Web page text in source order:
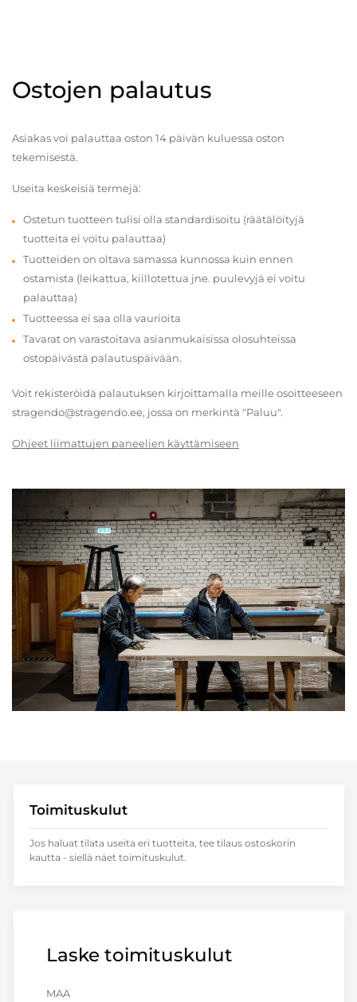
Ostojen palautus
Asiakas voi palauttaa oston 14 päivän kuluessa oston
tekemisestä.
Useita keskeisiä termejä:
Ostetun tuotteen tulisi olla standardisoitu (räätälöityjä
tuotteita ei voitu palauttaa)
Tuotteiden on oltava samassa kunnossa kuin ennen
ostamista (leikattua, kiillotettua jne. puulevyjä ei voitu
palauttaa)
Tuotteessa ei saa olla vaurioita
Tavarat on varastoitava asianmukaisissa olosuhteissa
ostopäivästä palautuspäivään.
Voit rekisteröidä palautuksen kirjoittamalla meille osoitteeseen
stragendo@stragendo.ee, jossa on merkintä "Paluu".
Ohjeet liimattujen paneelien käyttämiseen
Laske toimituskulut
MAA
Toimituskulut
Jos haluat tilata useita eri tuotteita, tee tilaus ostoskorin
kautta - siellä näet toimituskulut.